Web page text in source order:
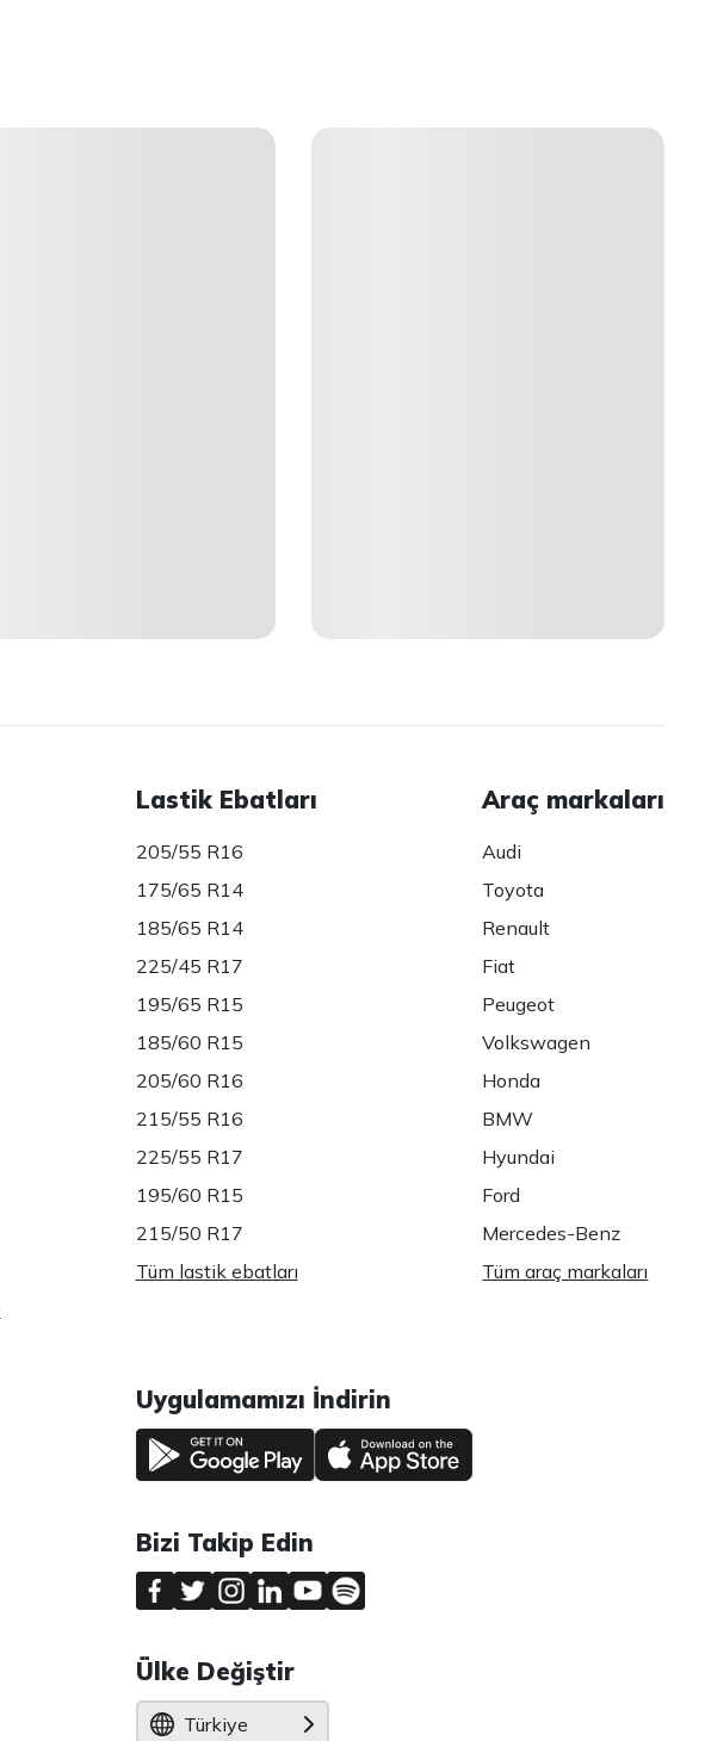
Lastik Ebatları
205/55 R16
175/65 R14
185/65 R14
225/45 R17
195/65 R15
185/60 R15
205/60 R16
215/55 R16
225/55 R17
195/60 R15
215/50 R17
Tüm lastik ebatları
Araç markaları
Audi
Toyota
Renault
Fiat
Peugeot
Volkswagen
Honda
BMW
Hyundai
Ford
Mercedes-Benz
Tüm araç markaları
Uygulamamızı İndirin
Bizi Takip Edin
Ülke Değiştir
Türkiye